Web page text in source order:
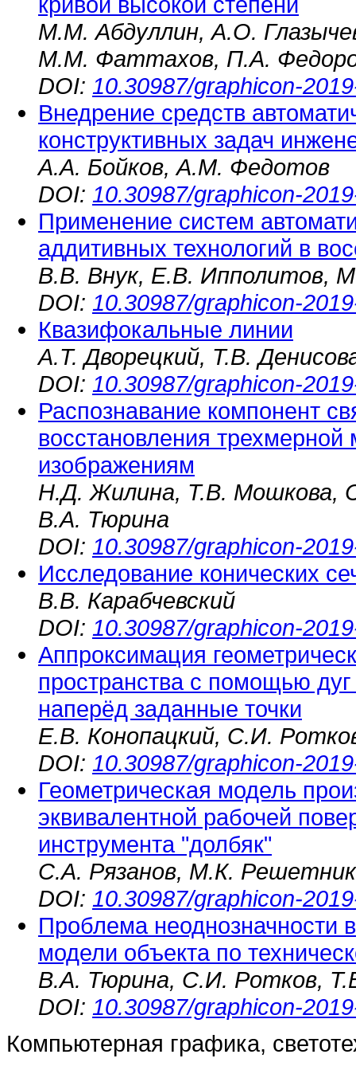
М.М. Абдуллин, А.О.
М.М. Фаттахов, П.А.
DOI: 10.30987/graphicon-
Внедрение средств
конструктивных задач
А.А. Бойков, А.М. Федотов
DOI: 10.30987/graphicon-
Применение систем
аддитивных технологий в
В.В. Внук, Е.В. Ипполитов,
DOI: 10.30987/graphicon-
Квазифокальные линии
А.Т. Дворецкий, Т.В.
DOI: 10.30987/graphicon-
Распознавание компонент
восстановления
изображениям
Н.Д. Жилина, Т.В. Мошкова,
В.А. Тюрина
DOI: 10.30987/graphicon-
Исследование конических
В.В. Карабчевский
DOI: 10.30987/graphicon-
Аппроксимация
пространства с помощью
наперёд заданные точки
Е.В. Конопацкий, С.И.
DOI: 10.30987/graphicon-
Геометрическая модель
эквивалентной рабочей
инструмента "долбяк"
С.А. Рязанов, М.К.
DOI: 10.30987/graphicon-
Проблема неоднозначности
модели объекта по
В.А. Тюрина, С.И. Ротков,
DOI: 10.30987/graphicon-
Компьютерная графика,